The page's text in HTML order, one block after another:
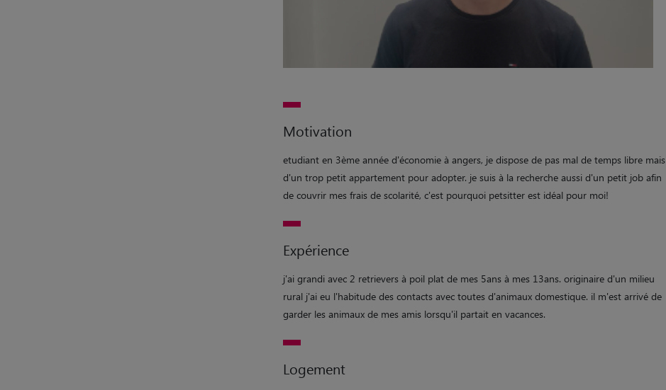
Motivation
etudiant en 3ème année d'économie à angers, je dispose de pas mal de temps libre mais
d'un trop petit appartement pour adopter. je suis à la recherche aussi d'un petit job afin
de couvrir mes frais de scolarité, c'est pourquoi petsitter est idéal pour moi!
Expérience
j'ai grandi avec 2 retrievers à poil plat de mes 5ans à mes 13ans. originaire d'un milieu
rural j'ai eu l'habitude des contacts avec toutes d'animaux domestique. il m'est arrivé de
garder les animaux de mes amis lorsqu'il partait en vacances.
Logement